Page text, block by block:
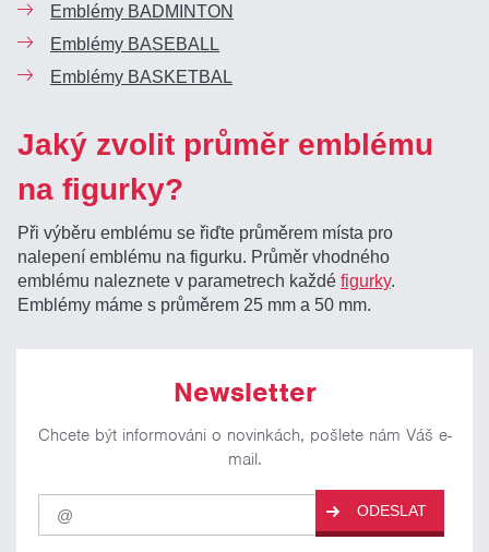
Emblémy BADMINTON
Emblémy BASEBALL
Emblémy BASKETBAL
Jaký zvolit průměr emblému
na figurky?
Při výběru emblému se řiďte průměrem místa pro
nalepení emblému na figurku. Průměr vhodného
emblému naleznete v parametrech každéfigurky.
Emblémy máme s průměrem 25 mm a 50 mm.
Newsletter
Chcete být informováni o novinkách, pošlete nám Váš e-
mail.
Pro
odběr
našich
ODESLAT